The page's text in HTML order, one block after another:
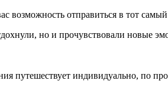
возможность отправиться в тот
но и прочувствовали новые
путешествует индивидуально, по